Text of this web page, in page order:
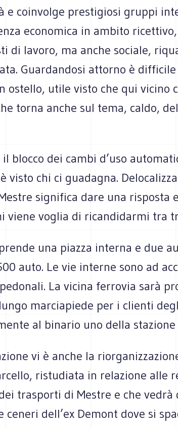
e coinvolge prestigiosi gruppi
economica in ambito
di lavoro, ma anche sociale,
Guardandosi attorno è
ostello, utile visto che qui vicino
torna anche sul tema, caldo,
blocco dei cambi d’uso
visto chi ci guadagna.
significa dare una risposta
viene voglia di ricandidarmi tra
una piazza interna e due
auto. Le vie interne sono ad
La vicina ferrovia sarà
marciapiede per i clienti
al binario uno della
vi è anche la
ristudiata in relazione alle
trasporti di Mestre e che vedrà
ceneri dell’ex Demont dove si